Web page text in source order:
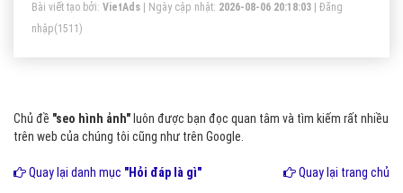
Bài viết tạo bởi: VietAds | Ngày cập nhật: 2026-08-06 20:18:03
Đăng
nhập(1511)
Chủ đề "seo hình ảnh" luôn được bạn đọc quan tâm và tìm kiếm rất nhiều
trên web của chúng tôi cũng như trên Google.
Quay lại danh mục "Hỏi đáp là gì" Quay lại trang chủ